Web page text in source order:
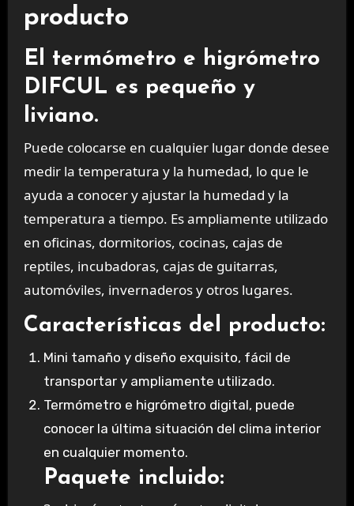
producto
El termómetro e higrómetro
DIFCUL es pequeño y
liviano.
Puede colocarse en cualquier lugar donde desee
medir la temperatura y la humedad, lo que le
ayuda a conocer y ajustar la humedad y la
temperatura a tiempo. Es ampliamente utilizado
en oficinas, dormitorios, cocinas, cajas de
reptiles, incubadoras, cajas de guitarras,
automóviles, invernaderos y otros lugares.
Características del producto:
Mini tamaño y diseño exquisito, fácil de
transportar y ampliamente utilizado.
Termómetro e higrómetro digital, puede
conocer la última situación del clima interior
en cualquier momento.
Paquete incluido: